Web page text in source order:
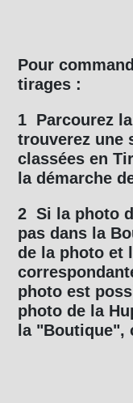
Pour
tirages :
1 Parcourez
trouverez une
classées en
la démarche
2 Si la photo
pas dans la
de la photo et
photo est
photo de la
la "Boutique",